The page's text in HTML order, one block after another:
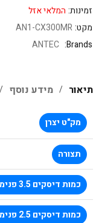
זמינות: המלאי אזל
מקט:AN1-CX300MR
Brands:
ANTEC
תיאור מידע נוסף
מק"ט יצרן
תצורה
כמות דיסקים 3.5 פנימיים
כמות דיסקים 2.5 פנימיים